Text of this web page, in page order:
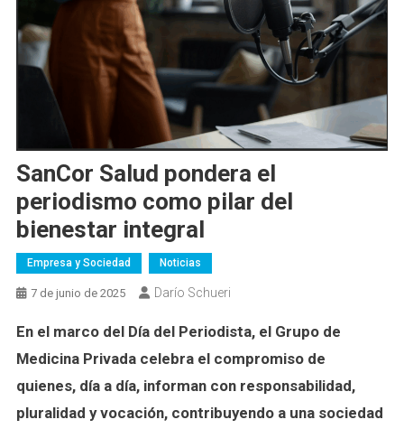
SanCor Salud pondera el
periodismo como pilar del
bienestar integral
Empresa y Sociedad Noticias
7 de junio de 2025 Darío Schueri
En el marco del Día del Periodista, el Grupo de
Medicina Privada celebra el compromiso de
quienes, día a día, informan con responsabilidad,
pluralidad y vocación, contribuyendo a una sociedad